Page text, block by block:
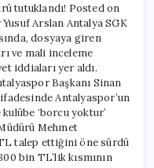
tutuklandı! Posted on
Arslan Antalya SGK
dosyaya giren
ve mali inceleme
iddiaları yer aldı.
Başkanı Sinan
Antalyaspor’un
kulübe ‘borcu yoktur’
Mehmet
talep ettiğini öne sürdü
bin TL’lik kısmının